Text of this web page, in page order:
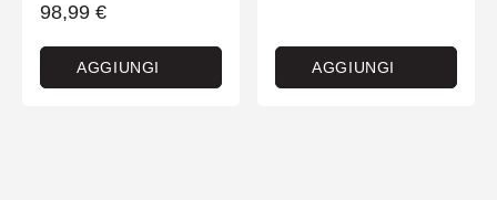
98,99 €
AGGIUNGI AGGIUNGI